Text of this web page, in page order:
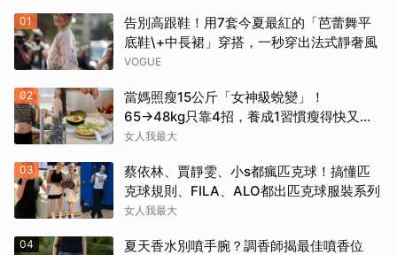
01
告別高跟鞋！用7套今夏最紅的「芭蕾舞平
底鞋\+中長裙」穿搭，一秒穿出法式靜奢風
VOGUE
02
當媽照瘦15公斤「女神級蛻變」！
65→48kg只靠4招，養成1習慣瘦得快又不
復胖
女人我最大
03
蔡依林、賈靜雯、小s都瘋匹克球！搞懂匹
克球規則、FILA、ALO都出匹克球服裝系列
女人我最大
04
夏天香水別噴手腕？調香師揭最佳噴香位